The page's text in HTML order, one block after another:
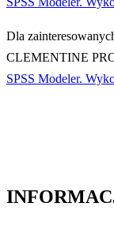
Dla
CLEMENTINE
SPSS Modeler.